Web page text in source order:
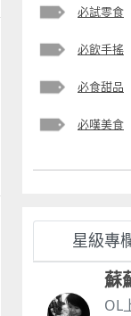
必試零食
必飲手搖
必食甜品
必嘆美食
星級專
蘇
OL